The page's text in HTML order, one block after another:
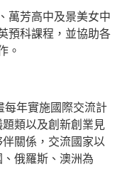
萬芳高中及景美女中
預科課程，並協助各
。
每年實施國際交流計
類以及創新創業見
關係，交流國家以
俄羅斯、澳洲為